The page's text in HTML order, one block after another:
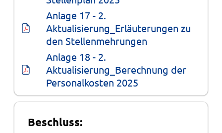
Anlage 17 - 2.
Aktualisierung_Erläuterungen zu
den Stellenmehrungen
Anlage 18 - 2.
Aktualisierung_Berechnung der
Personalkosten 2025
Beschluss: